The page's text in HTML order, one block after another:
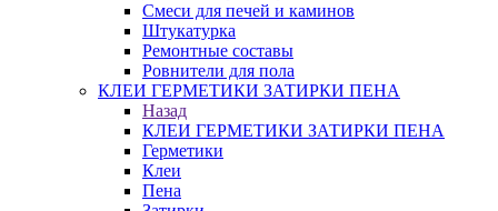
Смеси для печей и каминов
Штукатурка
Ремонтные составы
Ровнители для пола
КЛЕИ ГЕРМЕТИКИ ЗАТИРКИ ПЕНА
Назад
КЛЕИ ГЕРМЕТИКИ ЗАТИРКИ ПЕНА
Герметики
Клеи
Пена